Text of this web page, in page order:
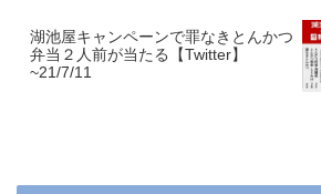
湖池屋キャンペーンで罪なきとんかつ
弁当２人前が当たる【Twitter】
~21/7/11